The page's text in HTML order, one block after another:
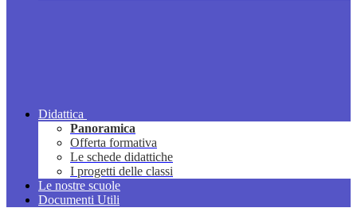
Didattica
Panoramica
Offerta formativa
Le schede didattiche
I progetti delle classi
Le nostre scuole
Documenti Utili